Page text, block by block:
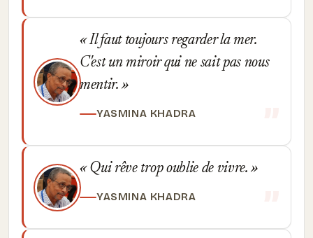
Il faut toujours regarder la mer.
C'est un miroir qui ne sait pas nous
mentir.
YASMINA KHADRA
Qui rêve trop oublie de vivre.
YASMINA KHADRA